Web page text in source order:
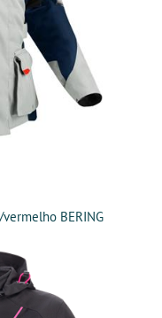
BERING